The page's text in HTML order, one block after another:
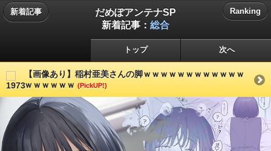
新着記事
だめぽアンテナSP
新着記事： 総合
Ranking
トップ 次へ
【画像あり】稲村亜美さんの脚ｗｗｗｗｗｗｗｗｗｗｗｗ
ｗｗｗｗｗｗ (PickUP!)